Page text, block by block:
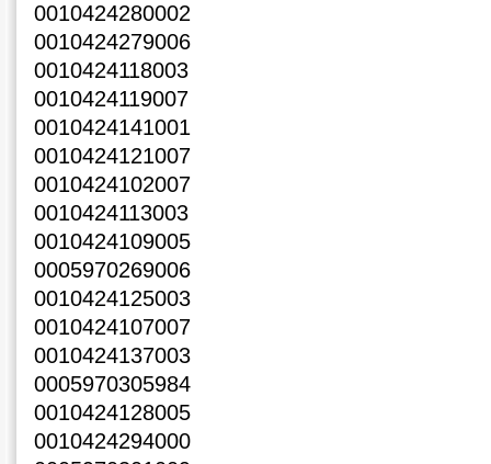
0010424280002
0010424279006
0010424118003
0010424119007
0010424141001
0010424121007
0010424102007
0010424113003
0010424109005
0005970269006
0010424125003
0010424107007
0010424137003
0005970305984
0010424128005
0010424294000